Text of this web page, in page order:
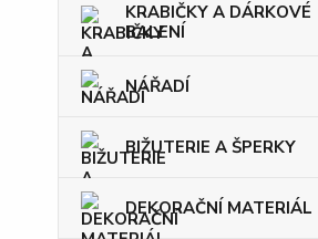
KRABIČKY A DÁRKOVÉ
BALENÍ
NÁŘADÍ
BIŽUTERIE A ŠPERKY
DEKORAČNÍ MATERIÁL